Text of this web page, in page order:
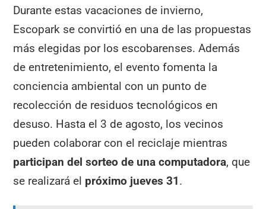
Durante estas vacaciones de invierno,
Escopark se convirtió en una de las propuestas
más elegidas por los escobarenses. Además
de entretenimiento, el evento fomenta la
conciencia ambiental con un punto de
recolección de residuos tecnológicos en
desuso. Hasta el 3 de agosto, los vecinos
pueden colaborar con el reciclaje mientras
participan del sorteo de una computadora, que
se realizará el próximo jueves 31.